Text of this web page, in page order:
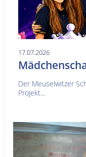
17.07.2026
Der Meuselwitzer
Projekt...